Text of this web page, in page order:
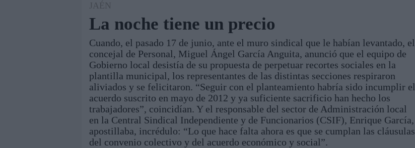
Módulos Portada Jaén Provincia Linares Andalucía Internacional Opinión Cultura Deportes
JAÉN
La noche tiene un precio
Cuando, el pasado 17 de junio, ante el muro sindical que le habían levantado, el
concejal de Personal, Miguel Ángel García Anguita, anunció que el equipo de
Gobierno local desistía de su propuesta de perpetuar recortes sociales en la
plantilla municipal, los representantes de las distintas secciones respiraron
aliviados y se felicitaron. “Seguir con el planteamiento habría sido incumplir el
acuerdo suscrito en mayo de 2012 y ya suficiente sacrificio han hecho los
trabajadores”, coincidían. Y el responsable del sector de Administración local
en la Central Sindical Independiente y de Funcionarios (CSIF), Enrique García,
apostillaba, incrédulo: “Lo que hace falta ahora es que se cumplan las cláusulas
del convenio colectivo y del acuerdo económico y social”.